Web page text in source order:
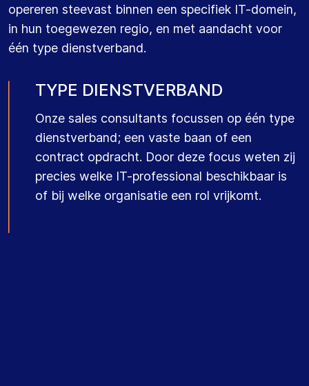
opereren steevast binnen een specifiek IT-domein,
in hun toegewezen regio, en met aandacht voor
één type dienstverband.
binnen hun regio en expertisegebied. Hierdoor
vinden zij snel de juiste match.
TYPE DIENSTVERBAND
Onze sales consultants focussen op één type
dienstverband; een vaste baan of een
contract opdracht. Door deze focus weten zij
precies welke IT-professional beschikbaar is
of bij welke organisatie een rol vrijkomt.